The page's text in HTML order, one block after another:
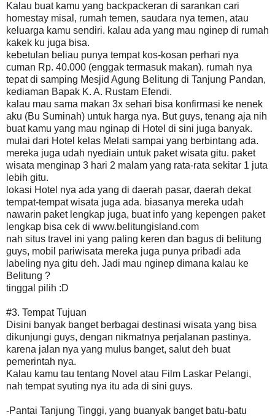
Kalau buat kamu yang backpackeran di sarankan cari
homestay misal, rumah temen, saudara nya temen, atau
keluarga kamu sendiri. kalau ada yang mau nginep di rumah
kakek ku juga bisa.
kebetulan beliau punya tempat kos-kosan perhari nya
cuman Rp. 40.000 (enggak termasuk makan). rumah nya
tepat di samping Mesjid Agung Belitung di Tanjung Pandan,
kediaman Bapak K. A. Rustam Efendi.
kalau mau sama makan 3x sehari bisa konfirmasi ke nenek
aku (Bu Suminah) untuk harga nya. But guys, tenang aja nih
buat kamu yang mau nginap di Hotel di sini juga banyak.
mulai dari Hotel kelas Melati sampai yang berbintang ada.
mereka juga udah nyediain untuk paket wisata gitu. paket
wisata menginap 3 hari 2 malam yang rata-rata sekitar 1 juta
lebih gitu.
lokasi Hotel nya ada yang di daerah pasar, daerah dekat
tempat-tempat wisata juga ada. biasanya mereka udah
nawarin paket lengkap juga, buat info yang kepengen paket
lengkap bisa cek di www.belitungisland.com
nah situs travel ini yang paling keren dan bagus di belitung
guys, mobil pariwisata mereka juga punya pribadi ada
labeling nya gitu deh. Jadi mau nginep dimana kalau ke
Belitung ?
tinggal pilih :D
#3. Tempat Tujuan
Disini banyak banget berbagai destinasi wisata yang bisa
dikunjungi guys, dengan nikmatnya perjalanan pastinya.
karena jalan nya yang mulus banget, salut deh buat
pemerintah nya.
Kalau kamu tau tentang Novel atau Film Laskar Pelangi,
nah tempat syuting nya itu ada di sini guys.
-Pantai Tanjung Tinggi, yang buanyak banget batu-batu